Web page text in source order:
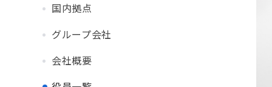
国内拠点
グループ会社
会社概要